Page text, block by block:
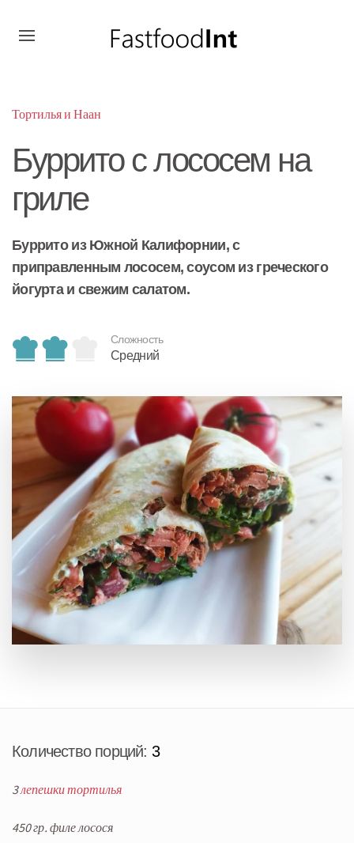
Тортилья и Наан
Буррито с лососем на
гриле
Буррито из Южной Калифорнии, с
приправленным лососем, соусом из греческого
йогурта и свежим салатом.
Сложность
Средний
Количество порций: 3
3лепешки тортилья
450 гр. филе лосося